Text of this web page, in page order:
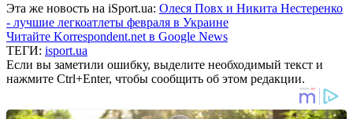
Эта же новость на iSport.ua: Олеся Повх и Никита Нестеренко
- лучшие легкоатлеты февраля в Украине
Читайте Korrespondent.net в Google News
ТЕГИ: isport.ua
Если вы заметили ошибку, выделите необходимый текст и
нажмите Ctrl+Enter, чтобы сообщить об этом редакции.